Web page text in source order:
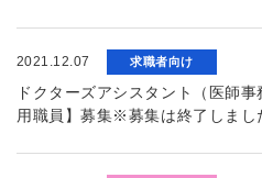
2021.12.07 求職者向け
ドクターズアシスタント（医師
用職員】募集※募集は終了しまし